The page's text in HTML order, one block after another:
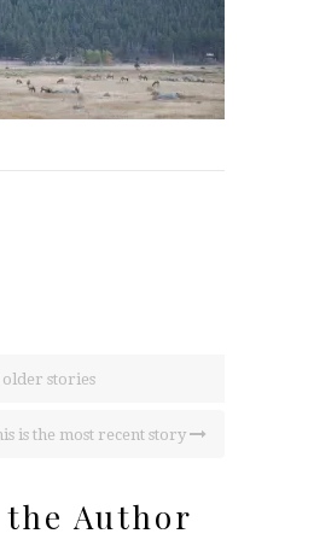
stories
is the most recent story
Author